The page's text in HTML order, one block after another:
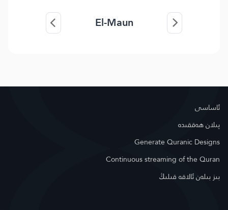
El-Maun
ئاساسى
پىلان ھەققىدە
Generate Quranic Designs
Continuous streaming of the Quran
بىز بىلەن ئالاقە قىلىڭ